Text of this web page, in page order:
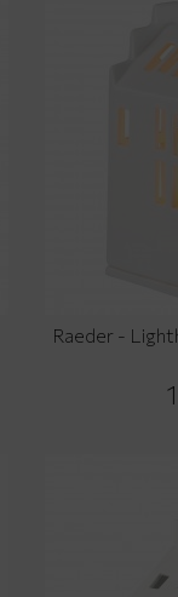
Raeder -